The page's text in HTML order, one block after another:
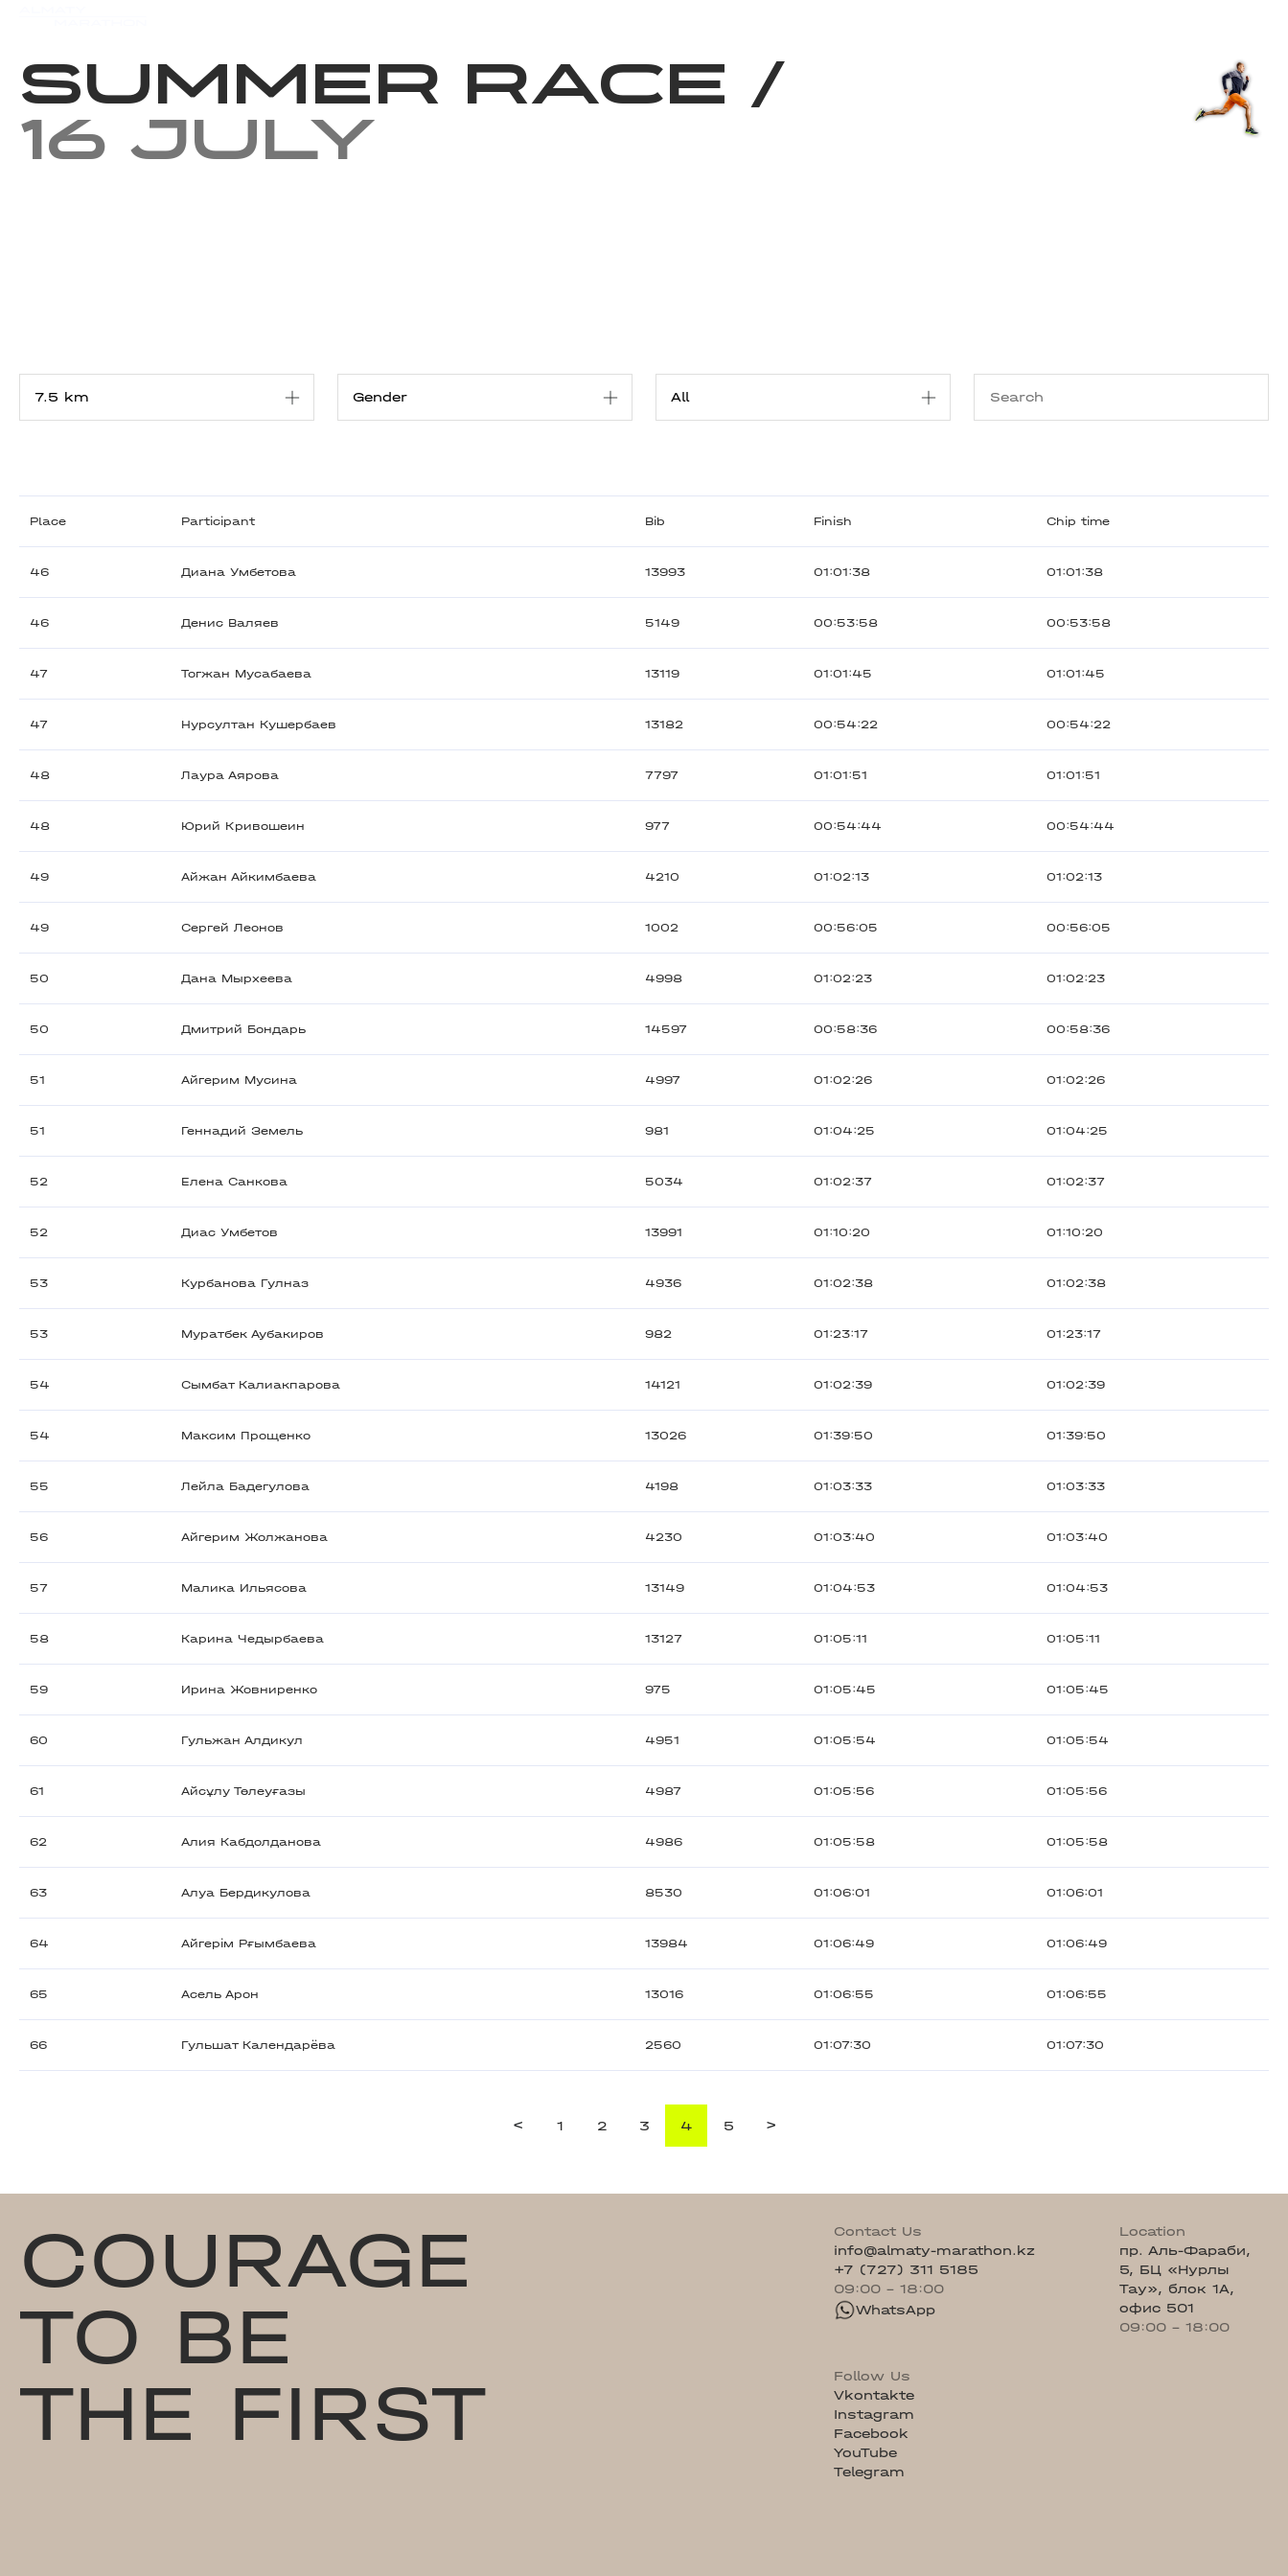
Summer race /
16 July
Place Participant Bib Finish Chip time
46 Диана Умбетова 13993 01:01:38 01:01:38
46 Денис Валяев 5149 00:53:58 00:53:58
47 Тогжан Мусабаева 13119 01:01:45 01:01:45
47 Нурсултан Кушербаев 13182 00:54:22 00:54:22
48 Лаура Аярова 7797 01:01:51 01:01:51
48 Юрий Кривошеин 977 00:54:44 00:54:44
49 Айжан Айкимбаева 4210 01:02:13 01:02:13
49 Сергей Леонов 1002 00:56:05 00:56:05
50 Дана Мырхеева 4998 01:02:23 01:02:23
50 Дмитрий Бондарь 14597 00:58:36 00:58:36
51 Айгерим Мусина 4997 01:02:26 01:02:26
51 Геннадий Земель 981 01:04:25 01:04:25
52 Елена Санкова 5034 01:02:37 01:02:37
52 Диас Умбетов 13991 01:10:20 01:10:20
53 Курбанова Гулназ 4936 01:02:38 01:02:38
53 Муратбек Аубакиров 982 01:23:17 01:23:17
54 Сымбат Калиакпарова 14121 01:02:39 01:02:39
54 Максим Прощенко 13026 01:39:50 01:39:50
55 Лейла Бадегулова 4198 01:03:33 01:03:33
56 Айгерим Жолжанова 4230 01:03:40 01:03:40
57 Малика Ильясова 13149 01:04:53 01:04:53
58 Карина Чедырбаева 13127 01:05:11 01:05:11
59 Ирина Жовниренко 975 01:05:45 01:05:45
60 Гульжан Алдикул 4951 01:05:54 01:05:54
61 Айсұлу Төлеуғазы 4987 01:05:56 01:05:56
62 Алия Кабдолданова 4986 01:05:58 01:05:58
63 Алуа Бердикулова 8530 01:06:01 01:06:01
64 Айгерім Рғымбаева 13984 01:06:49 01:06:49
65 Асель Арон 13016 01:06:55 01:06:55
66 Гульшат Календарёва 2560 01:07:30 01:07:30
< 1 2 3 4 5 >
COURAGE
TO BE
THE FIRST
Contact Us
info@almaty-marathon.kz
+7 (727) 311 5185
09:00 - 18:00
WhatsApp
Location
пр. Аль-Фараби,
5, БЦ «Нурлы
Тау», блок 1А,
офис 501
09:00 - 18:00
Follow Us
Vkontakte
Instagram
Facebook
YouTube
Telegram